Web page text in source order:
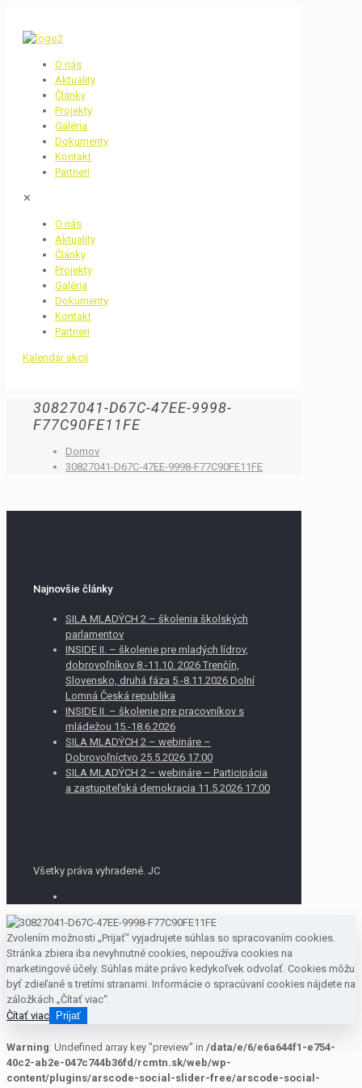
O nás
Aktuality
Články
Projekty
Galéria
Dokumenty
Kontakt
Partneri
✕
O nás
Aktuality
Články
Projekty
Galéria
Dokumenty
Kontakt
Partneri
Kalendár akcií
30827041-D67C-47EE-9998-
F77C90FE11FE
Domov
30827041-D67C-47EE-9998-F77C90FE11FE
Najnovšie články
SILA MLADÝCH 2 – školenia školských
parlamentov
INSIDE II. – školenie pre mladých lídrov,
dobrovoľníkov 8.-11.10. 2026 Trenčín,
Slovensko, druhá fáza 5.-8.11.2026 Dolní
Lomná Česká republika
INSIDE II. – školenie pre pracovníkov s
mládežou 15.-18.6.2026
SILA MLADÝCH 2 – webináre –
Dobrovoľníctvo 25.5.2026 17:00
SILA MLADÝCH 2 – webináre – Participácia
a zastupiteľská demokracia 11.5.2026 17:00
Všetky práva vyhradené. JC
Zvolením možnosti „Prijať“ vyjadrujete súhlas so spracovaním cookies.
Stránka zbiera iba nevyhnutné cookies, nepoužíva cookies na
marketingové účely. Súhlas máte právo kedykoľvek odvolať. Cookies môžu
byť zdieľané s tretími stranami. Informácie o spracúvaní cookies nájdete na
záložkách „Čítať viac“.
Čítať viac Prijať
Warning: Undefined array key "preview" in /data/e/6/e6a644f1-e754-
40c2-ab2e-047c744b36fd/rcmtn.sk/web/wp-
content/plugins/arscode-social-slider-free/arscode-social-